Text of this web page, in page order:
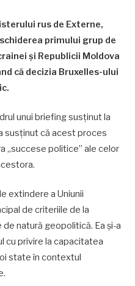
rus de Externe,
primului grup de
și Republicii Moldova
că decizia Bruxelles-ului
unui briefing susținut la
susținut că acest proces
„succese politice” ale celor
extindere a Uniunii
de criteriile de la
natură geopolitică. Ea și-a
privire la capacitatea
state în contextul